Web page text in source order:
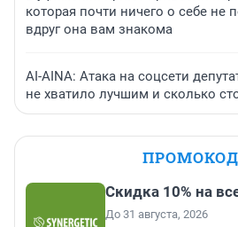
которая почти ничего о себе не
вдруг она вам знакома
AI-AINA: Атака на соцсети
не хватило лучшим и сколько
Скидка 10% на
До 31 августа, 2026